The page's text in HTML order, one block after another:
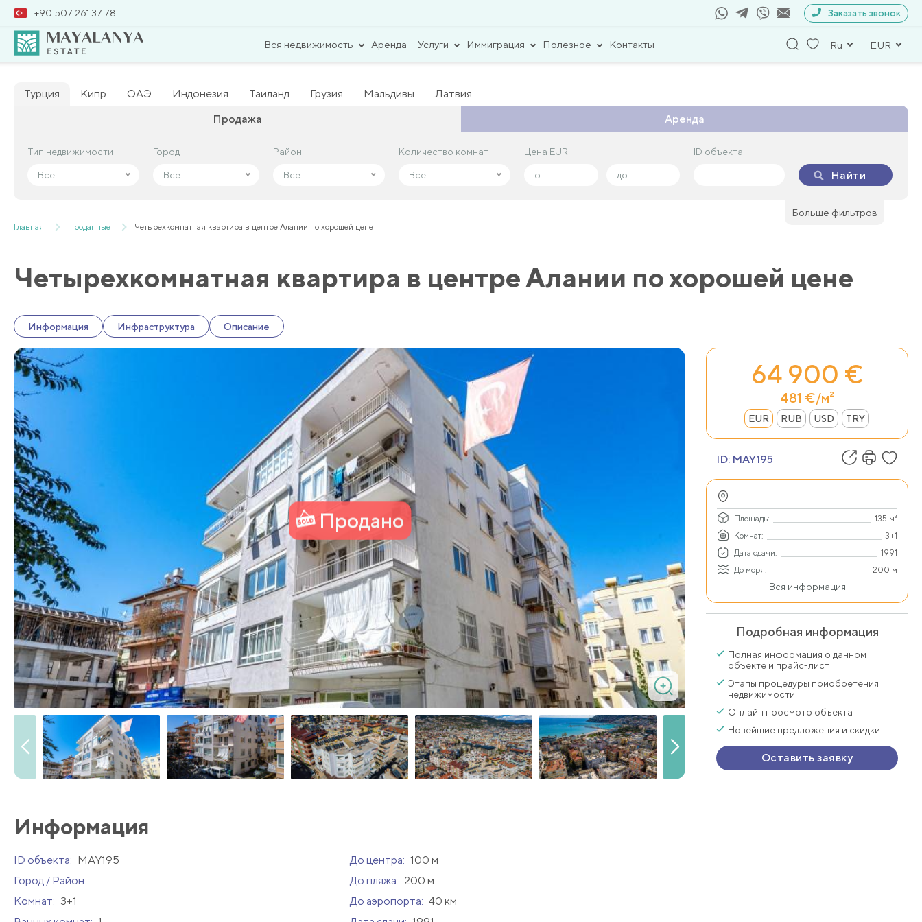
+90 507 261 37 78 Заказать звонок
Вся недвижимость Аренда Услуги Иммиграция Полезное Контакты Ru EUR
Турция Кипр ОАЭ Индонезия Таиланд Грузия Мальдивы
Латвия
Продажа
Аренда
Тип недвижимости
Все
Город
Все
Район
Все
Количество комнат
Все
Цена EUR ID объекта
Найти
Больше фильтров
Тип недвижимости
Все
Город
Все
Район
Все
Количество комнат
Все
Цена EUR ID объекта
Найти
Главная Проданные Четырехкомнатная квартира в центре Алании по хорошей цене
Четырехкомнатная квартира в центре Алании по хорошей цене
Информация Инфраструктура Описание
Продано
Информация
ID объекта: MAY195 До центра: 100 м
Город / Район:
До пляжа: 200 м
Комнат: 3+1 До аэропорта: 40 км
64 900 €
481 €/м²
EUR RUB USD TRY
ID: MAY195
Площадь:
135 м²
Комнат:
3+1
Дата сдачи:
1991
До моря:
200 м
Вся информация
Подробная информация
Полная информация о данном
объекте и прайс-лист
Этапы процедуры приобретения
недвижимости
Онлайн просмотр объекта
Новейшие предложения и скидки
Оставить заявку